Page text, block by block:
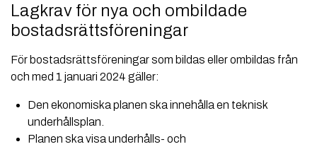
Lagkrav för nya och ombildade
bostadsrättsföreningar
För bostadsrättsföreningar som bildas eller ombildas från
och med 1 januari 2024 gäller:
Den ekonomiska planen ska innehålla en teknisk
underhållsplan.
Planen ska visa underhålls- och